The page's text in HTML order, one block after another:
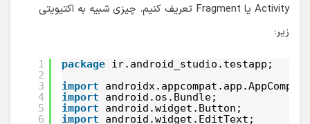
Activity یا Fragment تعریف کنیم. چیزی شبیه به اکتیویتی
زیر:
1
2
3
4
5
6
package ir.android_studio.testapp;
import
import
android.os.Bundle;
import
android.widget.Button;
import
android.widget.EditText;